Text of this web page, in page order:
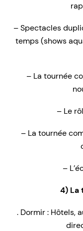
– Spectacles
temps (shows
– La tournée
– Le
– La tournée
–
4) La
. Dormir : Hôtels,